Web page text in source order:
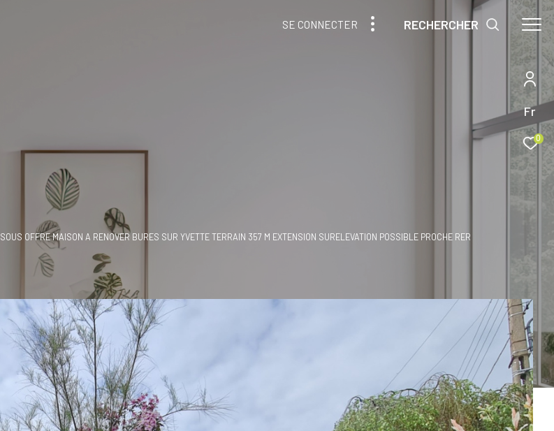
Fr
0
SE CONNECTER RECHERCHER
SOUS OFFRE MAISON A RENOVER BURES SUR YVETTE TERRAIN 357 M EXTENSION SURELEVATION POSSIBLE PROCHE RER